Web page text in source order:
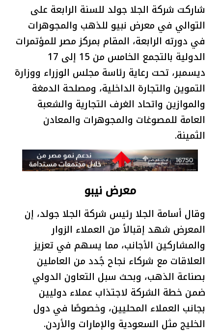
شاركت شركة الجلا جولد للسنة الرابعة على
التوالي في معرض نبيو للذهب والمجوهرات
في دورته الرابعة، المقام بمركز مصر للمؤتمرات
الدولية بالتجمع الخامس من 15 إلى 17
ديسمبر، تحت رعاية رئاسة مجلس الوزراء ووزارة
التموين والتجارة الداخلية، ومصلحة الدمغة
والموازين واتحاد الغرف التجارية والشعبة
العامة للمصوغات والمجوهرات والمعادن
الثمينة.
معرض نيبو
‎وقال أسامة الجلا رئيس شركة الجلا جولد، إن
المعرض شهد إقبالاً من العملاء الزوار
والمشاركين الأجانب، مما يسهم في تعزيز
العلاقات مع شركاء نجاح جُدد من العاملين
بصناعة الذهب، وبحث سبل التعاون الدولي
ضمن خطة الشركة لاجتذاب عملاء دوليين
بجانب العملاء المحليين، وخصوصًا في دول
الخليج مثل السعودية والإمارات والأردن.